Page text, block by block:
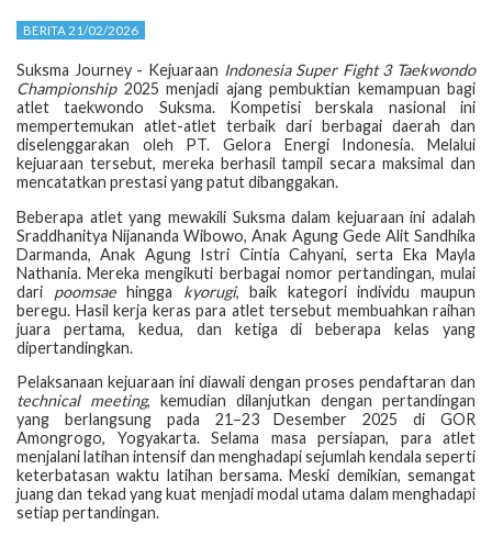
BERITA 21/02/2026
Suksma Journey - Kejuaraan Indonesia Super Fight 3 Taekwondo
Championship 2025 menjadi ajang pembuktian kemampuan bagi
atlet taekwondo Suksma. Kompetisi berskala nasional ini
mempertemukan atlet-atlet terbaik dari berbagai daerah dan
diselenggarakan oleh PT. Gelora Energi Indonesia. Melalui
kejuaraan tersebut, mereka berhasil tampil secara maksimal dan
mencatatkan prestasi yang patut dibanggakan.
Beberapa atlet yang mewakili Suksma dalam kejuaraan ini adalah
Sraddhanitya Nijananda Wibowo, Anak Agung Gede Alit Sandhika
Darmanda, Anak Agung Istri Cintia Cahyani, serta Eka Mayla
Nathania. Mereka mengikuti berbagai nomor pertandingan, mulai
dari poomsaehingga kyorugi, baik kategori individu maupun
beregu. Hasil kerja keras para atlet tersebut membuahkan raihan
juara pertama, kedua, dan ketiga di beberapa kelas yang
dipertandingkan.
Pelaksanaan kejuaraan ini diawali dengan proses pendaftaran dan
technical meeting, kemudian dilanjutkan dengan pertandingan
yang berlangsung pada 21–23 Desember 2025 di GOR
Amongrogo, Yogyakarta. Selama masa persiapan, para atlet
menjalani latihan intensif dan menghadapi sejumlah kendala seperti
keterbatasan waktu latihan bersama. Meski demikian, semangat
juang dan tekad yang kuat menjadi modal utama dalam menghadapi
setiap pertandingan.